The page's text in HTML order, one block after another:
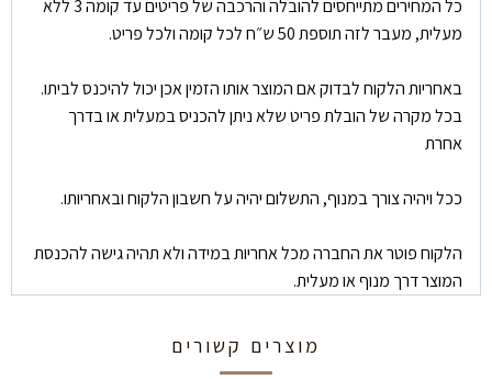
כל המחירים מתייחסים להובלה והרכבה של פריטים עד קומה 3 ללא
מעלית, מעבר לזה תוספת 50 ש״ח לכל קומה ולכל פריט.
באחריות הלקוח לבדוק אם המוצר אותו הזמין אכן יכול להיכנס לביתו.
בכל מקרה של הובלת פריט שלא ניתן להכניס במעלית או בדרך
אחרת
ככל ויהיה צורך במנוף, התשלום יהיה על חשבון הלקוח ובאחריותו.
הלקוח פוטר את החברה מכל אחריות במידה ולא תהיה גישה להכנסת
המוצר דרך מנוף או מעלית.
מוצרים קשורים